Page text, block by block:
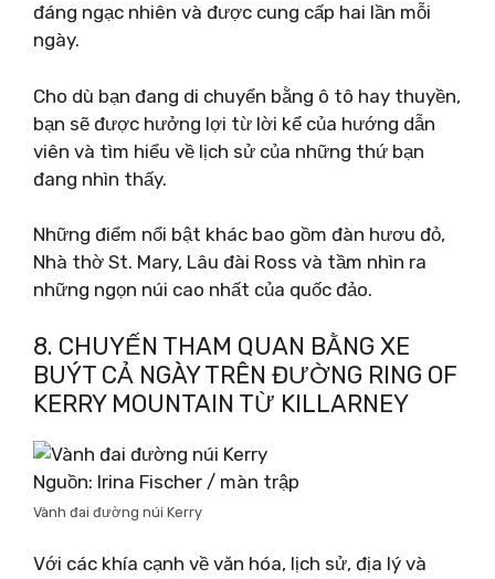
đáng ngạc nhiên và được cung cấp hai lần mỗi
ngày.
Cho dù bạn đang di chuyển bằng ô tô hay thuyền,
bạn sẽ được hưởng lợi từ lời kể của hướng dẫn
viên và tìm hiểu về lịch sử của những thứ bạn
đang nhìn thấy.
Những điểm nổi bật khác bao gồm đàn hươu đỏ,
Nhà thờ St. Mary, Lâu đài Ross và tầm nhìn ra
những ngọn núi cao nhất của quốc đảo.
8. CHUYẾN THAM QUAN BẰNG XE
BUÝT CẢ NGÀY TRÊN ĐƯỜNG RING OF
KERRY MOUNTAIN TỪ KILLARNEY
Nguồn: Irina Fischer / màn trập
Vành đai đường núi Kerry
Với các khía cạnh về văn hóa, lịch sử, địa lý và